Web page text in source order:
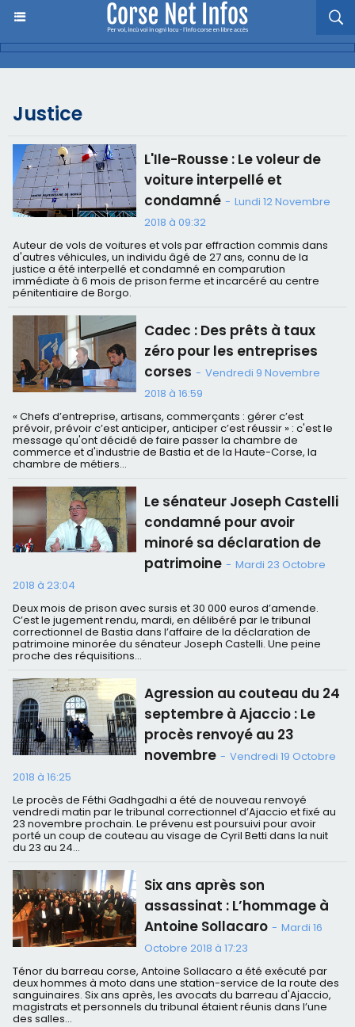
Justice
L'Ile-Rousse : Le voleur de
voiture interpellé et
condamné - Lundi 12 Novembre
2018 à 09:32
Auteur de vols de voitures et vols par effraction commis dans
d'autres véhicules, un individu âgé de 27 ans, connu de la
justice a été interpellé et condamné en comparution
immédiate à 6 mois de prison ferme et incarcéré au centre
pénitentiaire de Borgo.
Cadec : Des prêts à taux
zéro pour les entreprises
corses - Vendredi 9 Novembre
2018 à 16:59
« Chefs d’entreprise, artisans, commerçants : gérer c’est
prévoir, prévoir c’est anticiper, anticiper c’est réussir » : c'est le
message qu'ont décidé de faire passer la chambre de
commerce et d'industrie de Bastia et de la Haute-Corse, la
chambre de métiers...
Le sénateur Joseph Castelli
condamné pour avoir
minoré sa déclaration de
patrimoine - Mardi 23 Octobre
2018 à 23:04
Deux mois de prison avec sursis et 30 000 euros d’amende.
C’est le jugement rendu, mardi, en délibéré par le tribunal
correctionnel de Bastia dans l’affaire de la déclaration de
patrimoine minorée du sénateur Joseph Castelli. Une peine
proche des réquisitions...
Agression au couteau du 24
septembre à Ajaccio : Le
procès renvoyé au 23
novembre - Vendredi 19 Octobre
2018 à 16:25
Le procès de Féthi Gadhgadhi a été de nouveau renvoyé
vendredi matin par le tribunal correctionnel d’Ajaccio et fixé au
23 novembre prochain. Le prévenu est poursuivi pour avoir
porté un coup de couteau au visage de Cyril Betti dans la nuit
du 23 au 24...
Six ans après son
assassinat : L’hommage à
Antoine Sollacaro - Mardi 16
Octobre 2018 à 17:23
Ténor du barreau corse, Antoine Sollacaro a été exécuté par
deux hommes à moto dans une station-service de la route des
sanguinaires. Six ans après, les avocats du barreau d'Ajaccio,
magistrats et personnels du tribunal étaient réunis dans l’une
des salles...